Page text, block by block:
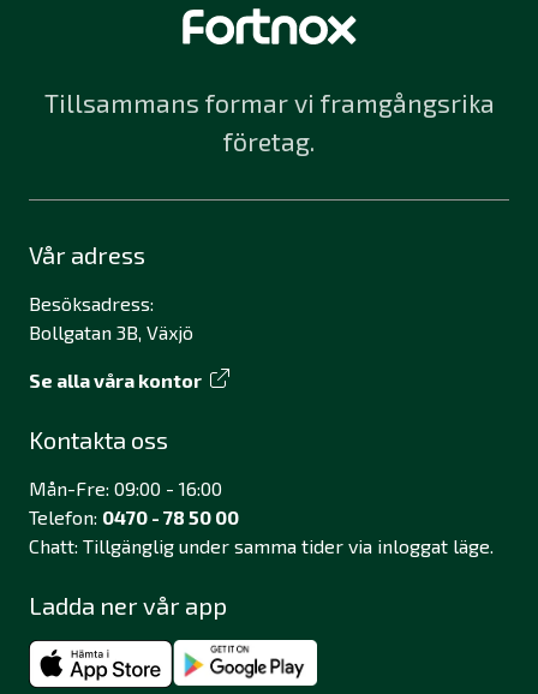
Tillsammans formar vi framgångsrika
företag.
Vår adress
Besöksadress:
Bollgatan 3B, Växjö
Se alla våra kontor
Kontakta oss
Mån-Fre: 09:00 - 16:00
Telefon: 0470 - 78 50 00
Chatt: Tillgänglig under samma tider via inloggat läge.
Ladda ner vår app